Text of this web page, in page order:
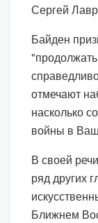
Сергей
Байден
"продолжать
отмечают
насколько
войны в
В своей
ряд других
Ближнем